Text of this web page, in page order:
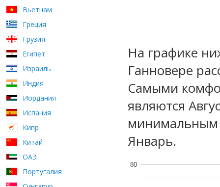
Вьетнам
Греция
Грузия
Египет
Израиль
Индия
Иордания
Испания
Кипр
Китай
ОАЭ
Португалия
На графике
Ганновере
Самыми
являются
минимальным
Январь.
80